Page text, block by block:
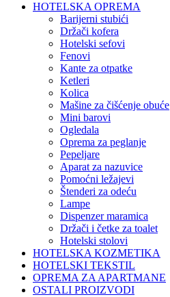
HOTELSKA OPREMA
Barijerni stubići
Držači kofera
Hotelski sefovi
Fenovi
Kante za otpatke
Ketleri
Kolica
Mašine za čišćenje obuće
Mini barovi
Ogledala
Oprema za peglanje
Pepeljare
Aparat za nazuvice
Pomoćni ležajevi
Štenderi za odeću
Lampe
Dispenzer maramica
Držači i četke za toalet
Hotelski stolovi
HOTELSKA KOZMETIKA
HOTELSKI TEKSTIL
OPREMA ZA APARTMANE
OSTALI PROIZVODI